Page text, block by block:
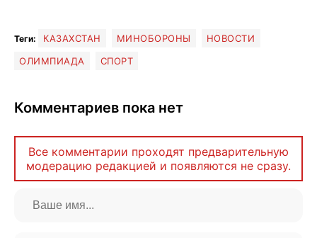
Теги: КАЗАХСТАН МИНОБОРОНЫ
НОВОСТИ
ОЛИМПИАДА
СПОРТ
Комментариев пока нет
Все комментарии проходят предварительную
модерацию редакцией и появляются не сразу.